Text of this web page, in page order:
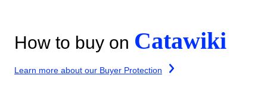
How to buy on Catawiki
Learn more about our Buyer Protection